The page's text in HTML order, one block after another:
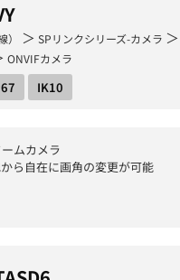
＞ SPリンクシリーズ-カメラ ＞
ONVIFカメラ
IK10
ムカメラ
ら自在に画角の変更が可能